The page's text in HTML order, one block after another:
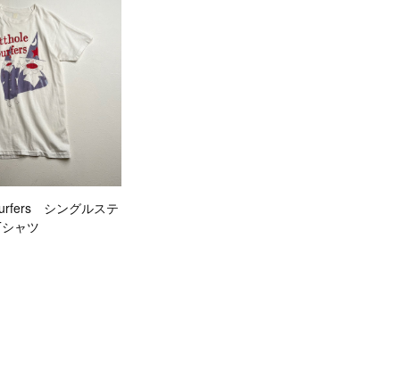
シングルステ
ャツ